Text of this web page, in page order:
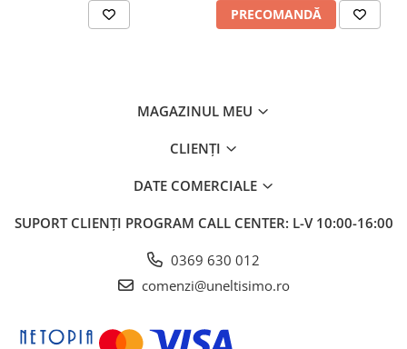
PRECOMANDĂ
MAGAZINUL MEU
CLIENȚI
DATE COMERCIALE
SUPORT CLIENȚI PROGRAM CALL CENTER: L-V 10:00-16:00
0369 630 012
comenzi@uneltisimo.ro